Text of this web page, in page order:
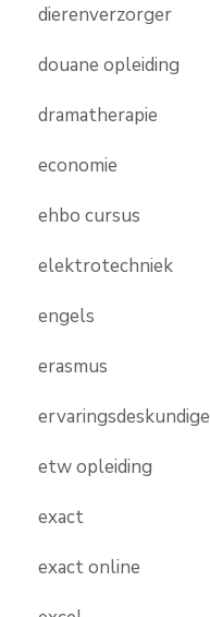
dierenverzorger
douane opleiding
dramatherapie
economie
ehbo cursus
elektrotechniek
engels
erasmus
ervaringsdeskundige
etw opleiding
exact
exact online